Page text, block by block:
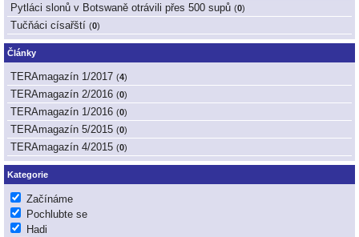
Pytláci slonů v Botswaně otrávili přes 500 supů (0)
Tučňáci císařští (0)
Články
TERAmagazín 1/2017 (4)
TERAmagazín 2/2016 (0)
TERAmagazín 1/2016 (0)
TERAmagazín 5/2015 (0)
TERAmagazín 4/2015 (0)
Kategorie
Začínáme
Pochlubte se
Hadi